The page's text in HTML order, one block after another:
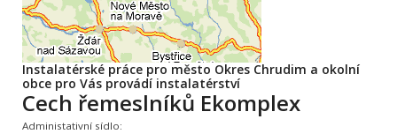
Instalatérské práce pro město Okres Chrudim a okolní
obce pro Vás provádí instalatérství
Cech řemeslníků Ekomplex
Administativní sídlo: